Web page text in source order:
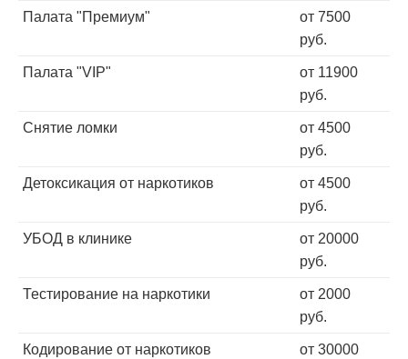
Палата "Премиум"
от 7500
руб.
Палата "VIP"
от 11900
руб.
Снятие ломки
от 4500
руб.
Детоксикация от наркотиков
от 4500
руб.
УБОД в клинике
от 20000
руб.
Тестирование на наркотики
от 2000
руб.
Кодирование от наркотиков
от 30000